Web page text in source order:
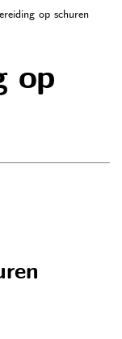
op schuren
op